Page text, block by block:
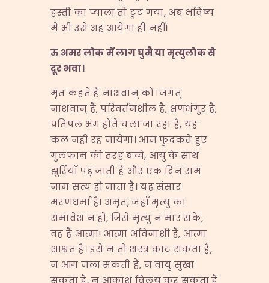
हस्ती का प्याला तो टूट गया, अब भविष्य
में भी उसे अहं आयेगा ही नहीं।
ऊ अमरलोकमेंलागघुमैयामृत्युलोकसे
दूरभवा।
मृत कहते हैं नाशवान् को। जगत्
नाशवान् है, परिवर्तनशील है, क्षणभंगुर है,
प्रतिपल भंग होते चला जा रहा है, यह
कल नहीं रह जायेगा। आज फुदकते हुए
गुलफाम की तरह बच्चे, आयु के साथ
झुर्रियाँ पड़ जाती हैं और एक दिन राम
नाम सत्य हो जाता है। यह संसार
मरणधर्मा है। अमृत, जहाँ मृत्यु का
समावेश न हो, जिसे मृत्यु न मार सके,
वह है आत्मा! आत्मा अविनाशी है, आत्मा
शाश्वत है। इसे न तो शस्त्र काट सकता है,
न आग जला सकती है, न वायु सुखा
सकता है, न आकाश विलय कर सकता है